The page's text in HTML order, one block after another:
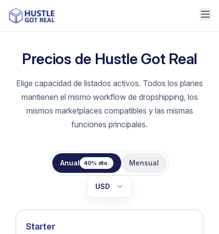
Precios de Hustle Got Real
Elige capacidad de listados activos. Todos los planes
mantienen el mismo workflow de dropshipping, los
mismos marketplaces compatibles y las mismas
funciones principales.
Anual 40% dto. Mensual
USD
Starter